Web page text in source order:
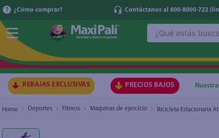
¿Cómo comprar? Contáctanos al 800-8000-722
REBAJAS EXCLUSIVAS PRECIOS BAJOS
Deportes Fitness Maquinas de ejercicio Bicicleta Estacionaria
Bicicleta Estacionaria Athletic Works con
1.
2.